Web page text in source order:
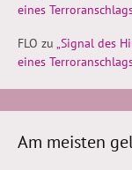
eines
FLO zu „Signal des
eines
Am meisten